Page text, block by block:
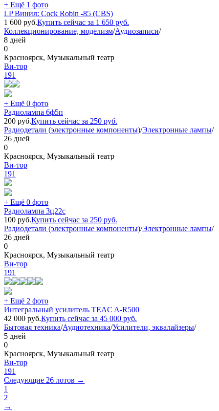
+ Ещё 1 фото
LP Винил: Cock Robin -85 (CBS)
1 600 руб.Купить сейчас за 1 650 руб.
Коллекционирование, моделизм/Аудиозаписи/
8 дней
0
Красноярск, Музыкальный театр
Ви-тор
191
+ Ещё 0 фото
Радиолампа 6ф5п
200 руб.Купить сейчас за 250 руб.
Радиодетали (электронные компоненты)/Электронные лампы/
26 дней
0
Красноярск, Музыкальный театр
Ви-тор
191
+ Ещё 0 фото
Радиолампа 3ц22с
100 руб.Купить сейчас за 250 руб.
Радиодетали (электронные компоненты)/Электронные лампы/
26 дней
0
Красноярск, Музыкальный театр
Ви-тор
191
+ Ещё 2 фото
Интегральный усилитель TEAC A-R500
42 000 руб.Купить сейчас за 45 000 руб.
Бытовая техника/Аудиотехника/Усилители, эквалайзеры/
5 дней
0
Красноярск, Музыкальный театр
Ви-тор
191
Следующие 26 лотов →
1
2
→